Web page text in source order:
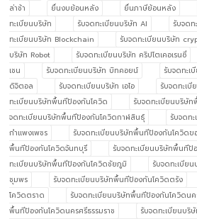
ล่าช้า
ยื่นงบย้อนหลัง ยื่นภาษีย้อนหลัง
ทะเบียนบริษัท
รับจดทะเบียนบริษัท AI รับจด
ทะเบียนบริษัท Blockchain
รับจดทะเบียนบริษัท
บริษัท Robot
รับจดทะเบียนบริษัท คริปโตเคอเรนซี่
เชน
รับจดทะเบียนบริษัท บิทคอยน์
รับจดทะเ
ดิจิตอล
รับจดทะเบียนบริษัท เอไอ รับจดทะเบี
ทะเบียนบริษัทพื้นทีป้องกันโควิด
รับจดทะเบียนบริษั
จดทะเบียนบริษัทพื้นทีป้องกันโควิดกาฬสินธุ์
รับจดท
กำแพงเพชร
รับจดทะเบียนบริษัทพื้นทีป้องกันโควิดข
พื้นทีป้องกันโควิดจันทบุรี
รับจดทะเบียนบริษัทพื้นทีป้
ทะเบียนบริษัทพื้นทีป้องกันโควิดชัยภูมิ
รับจดทะเบีย
ชุมพร
รับจดทะเบียนบริษัทพื้นทีป้องกันโควิดตรัง
โควิดตราด
รับจดทะเบียนบริษัทพื้นทีป้องกันโควิดน
พื้นทีป้องกันโควิดนครศรีธรรมราช
รับจดทะเบียนบริ